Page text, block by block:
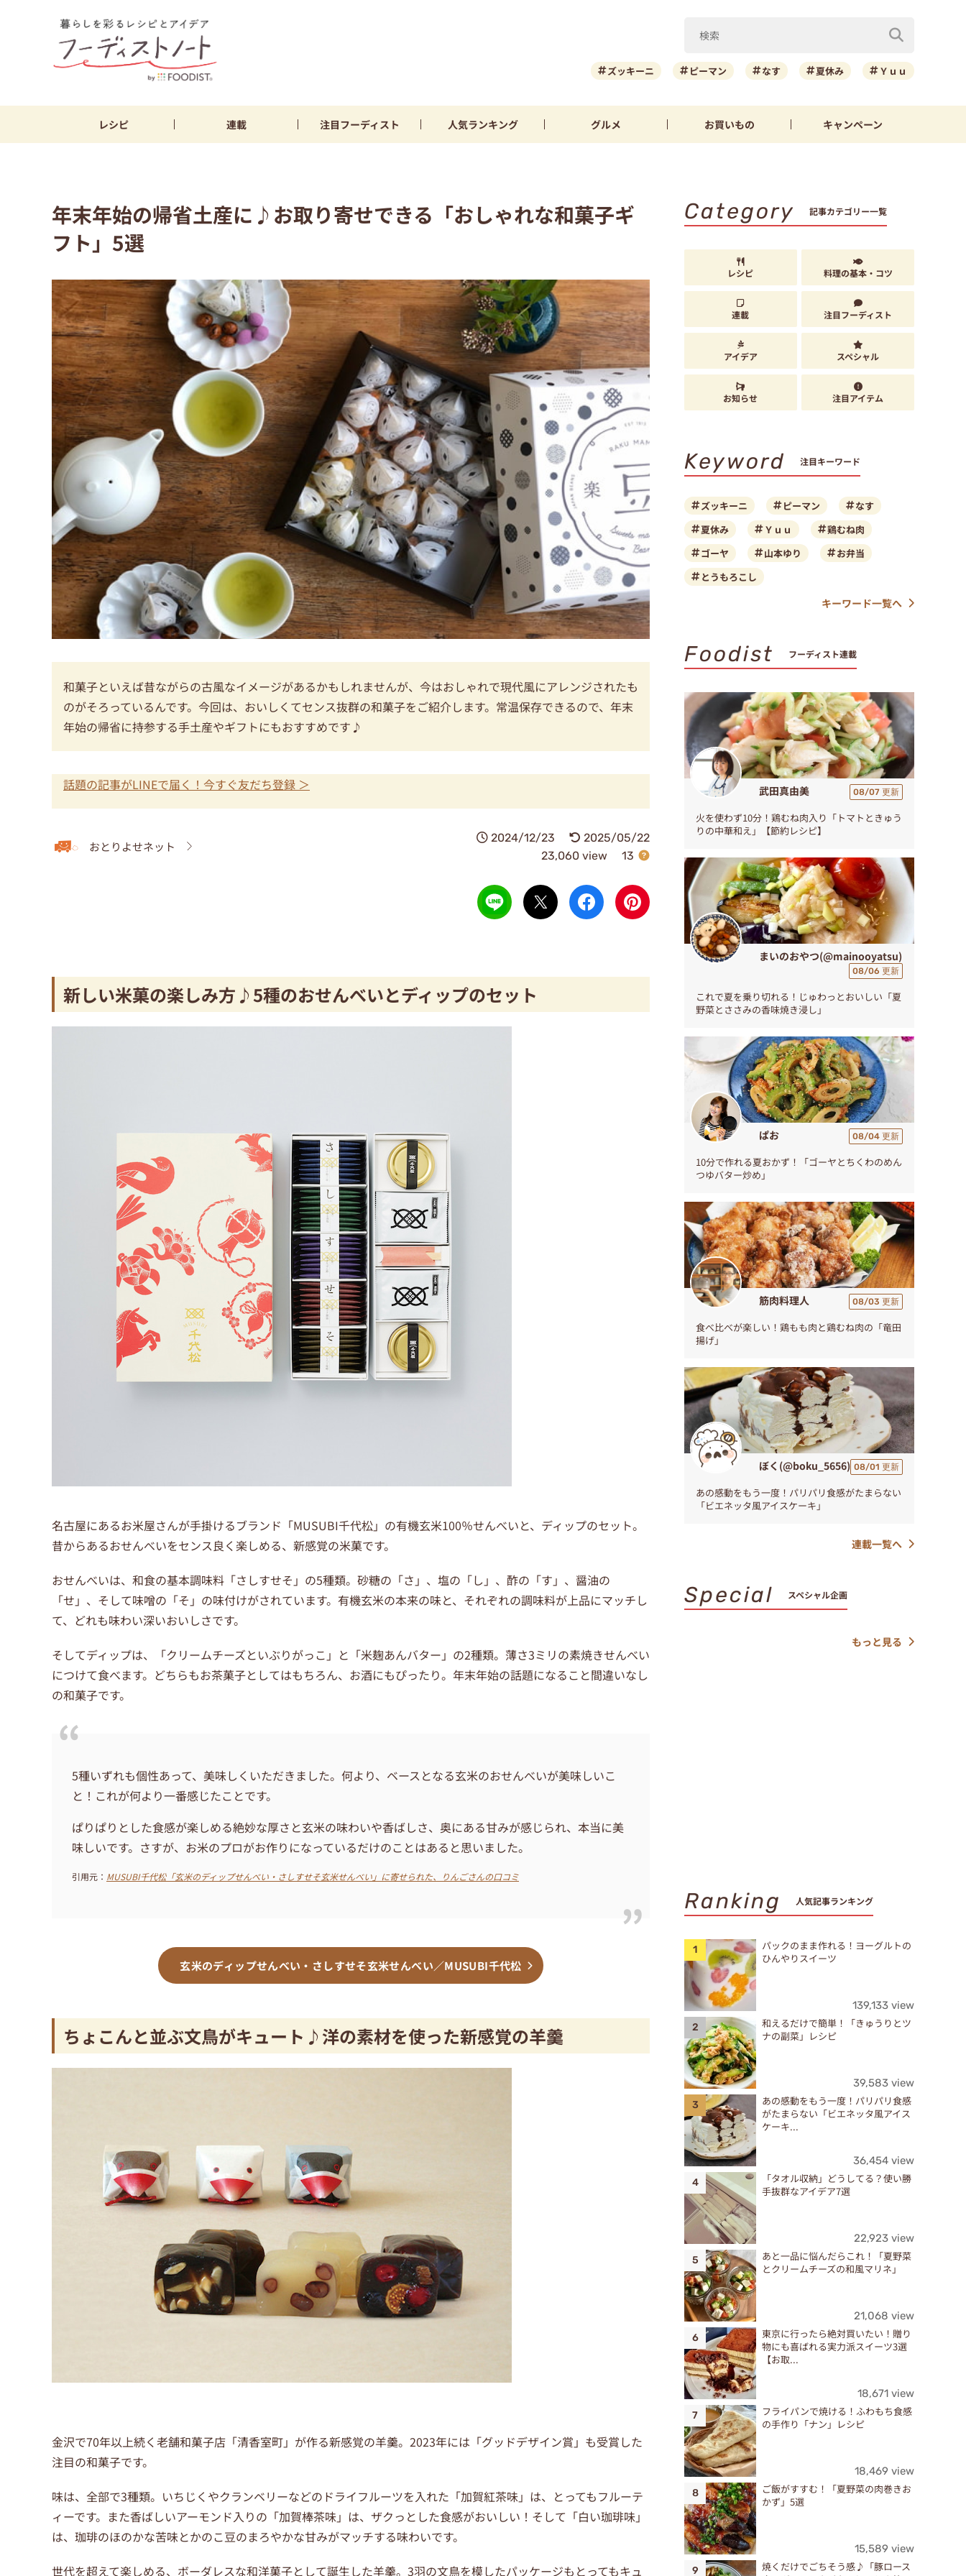
ズッキーニ ピーマン なす 夏休み Ｙｕｕ
レシピ 連載 注目フーディスト 人気ランキング グルメ お買いもの キャンペーン
年末年始の帰省土産に♪お取り寄せできる「おしゃれな和菓子ギ
フト」5選
和菓子といえば昔ながらの古風なイメージがあるかもしれませんが、今はおしゃれで現代風にアレンジされたも
のがそろっているんです。今回は、おいしくてセンス抜群の和菓子をご紹介します。常温保存できるので、年末
年始の帰省に持参する手土産やギフトにもおすすめです♪
話題の記事がLINEで届く！今すぐ友だち登録 ＞
おとりよせネット
2024/12/23
2025/05/22
23,060 view
13
新しい米菓の楽しみ方♪5種のおせんべいとディップのセット
名古屋にあるお米屋さんが手掛けるブランド「MUSUBI千代松」の有機玄米100％せんべいと、ディップのセット。
昔からあるおせんべいをセンス良く楽しめる、新感覚の米菓です。
おせんべいは、和食の基本調味料「さしすせそ」の5種類。砂糖の「さ」、塩の「し」、酢の「す」、醤油の
「せ」、そして味噌の「そ」の味付けがされています。有機玄米の本来の味と、それぞれの調味料が上品にマッチし
て、どれも味わい深いおいしさです。
そしてディップは、「クリームチーズといぶりがっこ 」と「米麹あんバター」の2種類。薄さ3ミリの素焼きせんべい
につけて食べます。どちらもお茶菓子としてはもちろん、お酒にもぴったり。年末年始の話題になること間違いなし
の和菓子です。
5種いずれも個性あって、美味しくいただきました。何より、ベースとなる玄米のおせんべいが美味しいこ
と！これが何より一番感じたことです。
ぱりぱりとした食感が楽しめる絶妙な厚さと玄米の味わいや香ばしさ、奥にある甘みが感じられ、本当に美
味しいです。さすが、お米のプロがお作りになっているだけのことはあると思いました。
引用元： MUSUBI千代松「玄米のディップせんべい・さしすせそ玄米せんべい」に寄せられた、りんごさんの口コミ
玄米のディップせんべい・さしすせそ玄米せんべい／MUSUBI千代松
ちょこんと並ぶ文鳥がキュート♪洋の素材を使った新感覚の羊羹
金沢で70年以上続く老舗和菓子店「清香室町」が作る新感覚の羊羹。2023年には「グッドデザイン賞」も受賞した
注目の和菓子です。
味は、全部で3種類。いちじくやクランベリーなどのドライフルーツを入れた「加賀紅茶味」は、とってもフルーテ
ィーです。また香ばしいアーモンド入りの「加賀棒茶味」は、ザクっとした食感がおいしい！そして「白い珈琲味」
は、珈琲のほのかな苦味とかのこ豆のまろやかな甘みがマッチする味わいです。
世代を超えて楽しめる、ボーダレスな和洋菓子として誕生した羊羹。3羽の文鳥を模したパッケージもとってもキュ
Category 記事カテゴリー一覧
レシピ 料理の基本・コツ
連載 注目フーディスト
アイデア スペシャル
お知らせ 注目アイテム
Keyword 注目キーワード
ズッキーニ ピーマン
なす
夏休み
Ｙｕｕ
鶏むね肉
ゴーヤ
山本ゆり
お弁当
とうもろこし
キーワード一覧へ
Foodist フーディスト連載
武田真由美 08/07 更新
火を使わず10分！鶏むね肉入り「トマトときゅう
りの中華和え」【節約レシピ】
まいのおやつ(@mainooyatsu)
08/06 更新
これで夏を乗り切れる！じゅわっとおいしい「夏
野菜とささみの香味焼き浸し」
ぱお 08/04 更新
10分で作れる夏おかず！「ゴーヤとちくわのめん
つゆバター炒め」
筋肉料理人 08/03 更新
食べ比べが楽しい！鶏もも肉と鶏むね肉の「竜田
揚げ」
ぼく(@boku_5656) 08/01 更新
あの感動をもう一度！パリパリ食感がたまらない
「ビエネッタ風アイスケーキ」
連載一覧へ
Special スペシャル企画
もっと見る
Ranking 人気記事ランキング
パックのまま作れる！ヨーグルトの
ひんやりスイーツ
139,133 view
和えるだけで簡単！「きゅうりとツ
ナの副菜」レシピ
39,583 view
あの感動をもう一度！パリパリ食感
がたまらない「ビエネッタ風アイス
ケーキ...
36,454 view
「タオル収納」どうしてる？使い勝
手抜群なアイデア7選
22,923 view
あと一品に悩んだらこれ！「夏野菜
とクリームチーズの和風マリネ」
21,068 view
東京に行ったら絶対買いたい！贈り
物にも喜ばれる実力派スイーツ3選
【お取...
18,671 view
フライパンで焼ける！ふわもち食感
の手作り「ナン」レシピ
18,469 view
ご飯がすすむ！「夏野菜の肉巻きお
かず」5選
15,589 view
焼くだけでごちそう感♪「豚ロース